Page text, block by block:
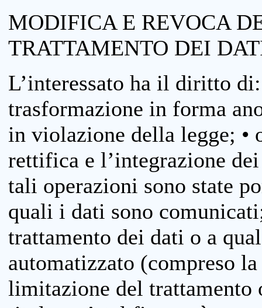
MODIFICA E REVOCA
TRATTAMENTO DEI
L’interessato ha il diritto
trasformazione in forma
in violazione della legge; •
rettifica e l’integrazione
tali operazioni sono state
quali i dati sono
trattamento dei dati o a
automatizzato (compreso
limitazione del trattamento